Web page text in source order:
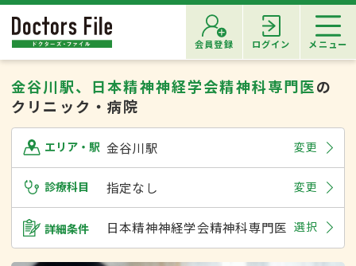
会員登録 ログイン メニュー
金谷川駅、日本精神神経学会精神科専門医の
クリニック・病院
エリア・駅 金谷川駅 変更
診療科目 指定なし 変更
詳細条件 日本精神神経学会精神科専門医 選択